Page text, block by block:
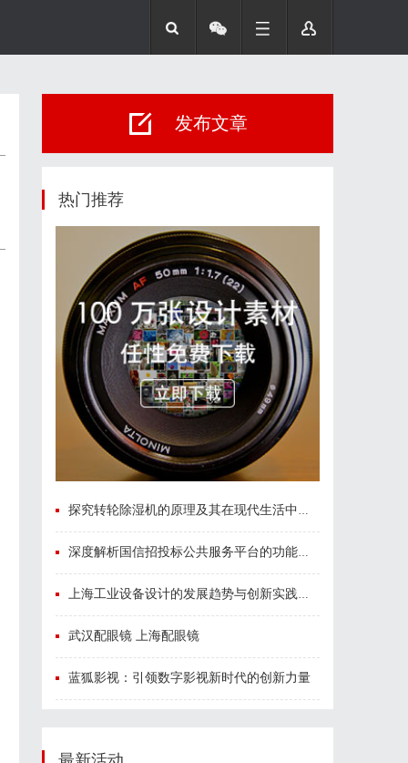
发布文章
热门推荐
探究转轮除湿机的原理及其在现代生活中的应用优势
深度解析国信招投标公共服务平台的功能与优势
上海工业设备设计的发展趋势与创新实践探索
武汉配眼镜 上海配眼镜
蓝狐影视：引领数字影视新时代的创新力量